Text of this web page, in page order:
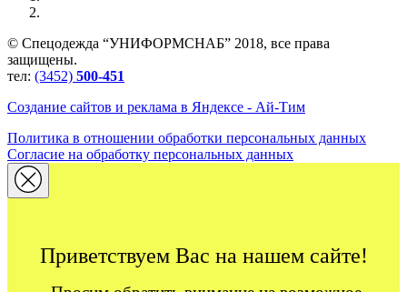
© Спецодежда “УНИФОРМСНАБ” 2018, все права
защищены.
тел: (3452) 500-451
Создание сайтов и реклама в Яндексе - Ай-Тим
Политика в отношении обработки персональных данных
Согласие на обработку персональных данных
Приветствуем Вас на нашем сайте!